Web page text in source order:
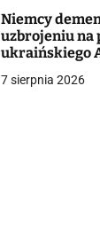
g
a
Niemcy
uzbrojeniu na
ukraińskiego
7 sierpnia 2026